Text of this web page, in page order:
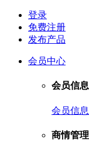
登录
免费注册
发布产品
会员中心
会员信息
会员信息
商情管理